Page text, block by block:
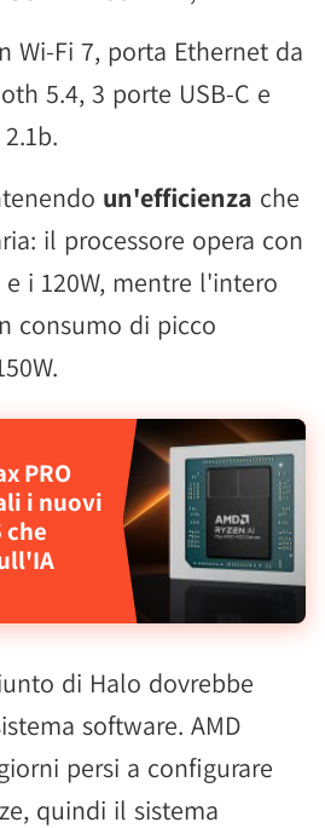
Wi-Fi 7, porta Ethernet da
5.4, 3 porte USB-C e
un'efficienza che
il processore opera con
e i 120W, mentre l'intero
consumo di picco
PRO
i nuovi
che
di Halo dovrebbe
software. AMD
persi a configurare
quindi il sistema